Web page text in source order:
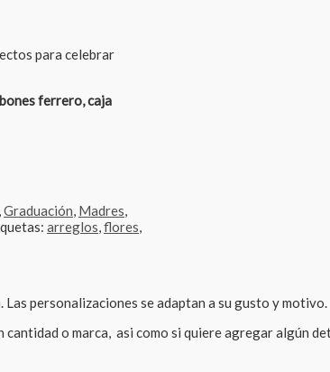
para celebrar
ferrero, caja
,Graduación, Madres,
arreglos,flores,
personalizaciones se adaptan a su gusto y motivo.
cantidad o marca, asi como si quiere agregar algún